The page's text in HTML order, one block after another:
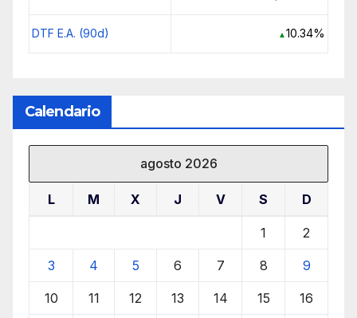
DTF E.A. (90d) ▲10.34%
Calendario
agosto 2026
L M X J V S D
1 2
3 4 5 6 7 8 9
10 11 12 13 14 15 16